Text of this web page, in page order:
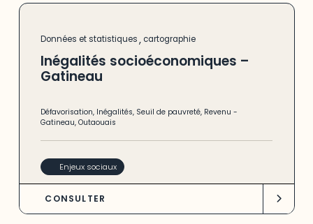
Données et statistiques, cartographie
Inégalités socioéconomiques –
Gatineau
Défavorisation, Inégalités, Seuil de pauvreté, Revenu -
Gatineau,Outaouais
Enjeux sociaux
CONSULTER